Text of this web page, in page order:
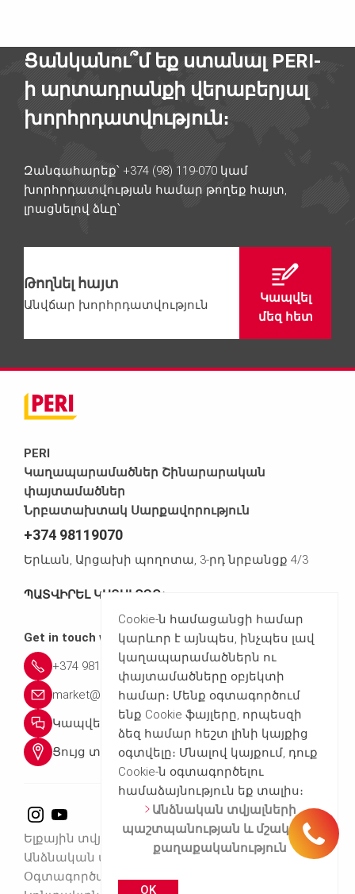
Հեռ․՝ +37498119070
Ցանկանու՞մ եք ստանալ PERI-
ի արտադրանքի վերաբերյալ
խորհրդատվություն։
Զանգահարեք՝ +374 (98) 119-070 կամ
խորհրդատվության համար թողեք հայտ,
լրացնելով ձևը՝
Թողնել հայտ
Անվճար խորհրդատվություն
Կապվել
մեզ հետ
PERI
Կաղապարամածներ Շինարարական
փայտամածներ
Նրբատախտակ Սարքավորություն
+374 98119070
Երևան, Արցախի պողոտա, 3-րդ նրբանցք 4/3
ՊԱՏՎԻՐԵԼ ԿԱՏԱԼՈԳԸ►
Get in touch with us
+374 98119070
market@peri.com.am
Կապվել մեզ հետ
Ցույց տալ գտնվելու վայրը
Ելքային տվյալներ
Անձնական տվյալներ
Օգտագործման պայմանները
Cookie-ն համացանցի համար
կարևոր է այնպես, ինչպես լավ
կաղապարամածներն ու
փայտամածները օբյեկտի
համար։ Մենք օգտագործում
ենք Cookie ֆայլերը, որպեսզի
ձեզ համար հեշտ լինի կայքից
օգտվելը։ Մնալով կայքում, դուք
Cookie-ն օգտագործելու
համաձայնություն եք տալիս։
Անձնական տվյալների
պաշտպանության և մշակման
քաղաքականություն
OK